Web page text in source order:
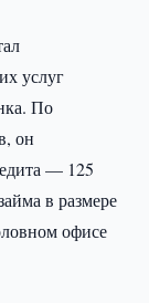
услуг
По
он
— 125
в размере
офисе